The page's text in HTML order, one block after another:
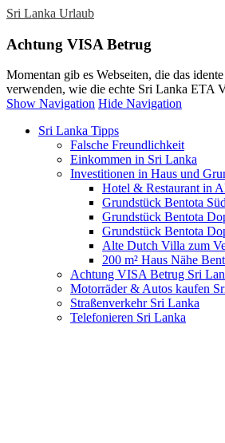
Sri Lanka Urlaub
Achtung VISA Betrug
Momentan gib es Webseiten, die das
verwenden, wie die echte Sri Lanka ETA
Show Navigation Hide Navigation
Sri Lanka Tipps
Falsche Freundlichkeit
Einkommen in Sri Lanka
Investitionen in Haus und
Hotel & Restaurant in
Grundstück Bentota
Grundstück Bentota
Grundstück Bentota
Alte Dutch Villa zum
200 m² Haus Nähe
Achtung VISA Betrug Sri
Motorräder & Autos kaufen
Straßenverkehr Sri Lanka
Telefonieren Sri Lanka